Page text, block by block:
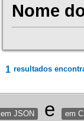
Nome
1 resultados
em JSON e em